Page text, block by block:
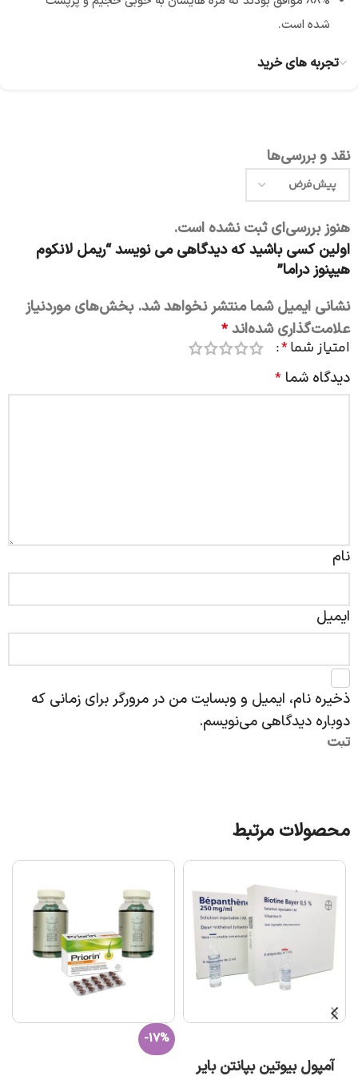
شده است.
تجربه های خرید
نقد و بررسی‌ها
هنوز بررسی‌ای ثبت نشده است.
اولین کسی باشید که دیدگاهی می نویسد “ریمل لانکوم
هیپنوز دراما”
نشانی ایمیل شما منتشر نخواهد شد. بخش‌های موردنیاز
علامت‌گذاری شده‌اند *
امتیاز شما*
دیدگاه شما *
نام
ایمیل
ذخیره نام، ایمیل و وبسایت من در مرورگر برای زمانی که
دوباره دیدگاهی می‌نویسم.
محصولات مرتبط
آمپول بیوتین بپانتن بایر
-17%